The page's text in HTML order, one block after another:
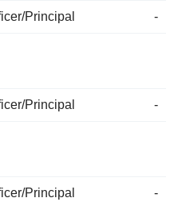
Principal -
Principal -
Principal -